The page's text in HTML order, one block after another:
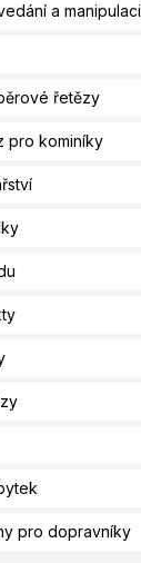
a manipulaci
řetězy
pro kominíky
pro dopravníky